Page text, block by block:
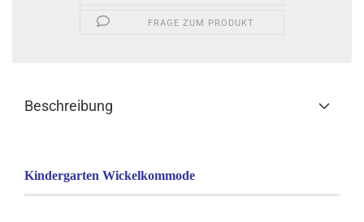
FRAGE ZUM PRODUKT
Beschreibung
Kindergarten Wickelkommode